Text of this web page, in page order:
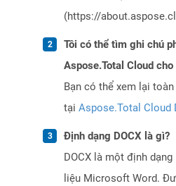
(https://
Tôi có thể tìm ghi chú
Aspose.Total Cloud
Bạn có thể xem lại
tại Aspose.Total Cloud
Định dạng DOCX là gì?
DOCX là một định
liệu Microsoft Word.